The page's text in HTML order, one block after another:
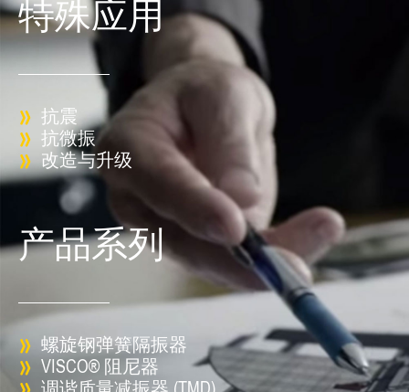
特殊应用
抗震
抗微振
改造与升级
产品系列
螺旋钢弹簧隔振器
VISCO® 阻尼器